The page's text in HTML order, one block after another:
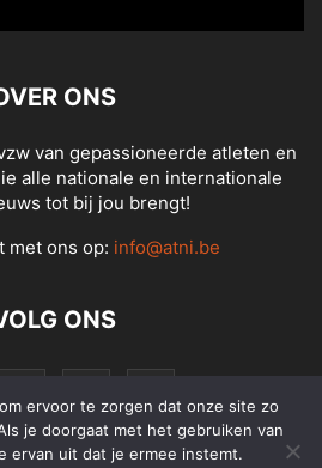
ONS
van gepassioneerde atleten en
alle nationale en internationale
tot bij jou brengt!
met ons op: info@atni.be
ONS
ervoor te zorgen dat onze site zo
je doorgaat met het gebruiken van
ervan uit dat je ermee instemt.